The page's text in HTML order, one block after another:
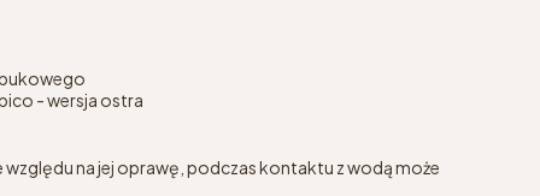
- wersja ostra
na jej oprawę, podczas kontaktu z wodą może